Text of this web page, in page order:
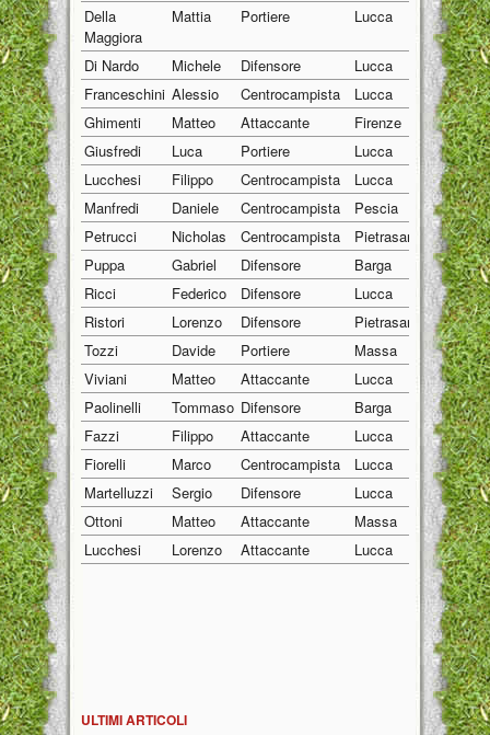
Della
Maggiora
Mattia Portiere Lucca 06/06/
Di Nardo Michele Difensore Lucca
15/03/
Franceschini Alessio Centrocampista Lucca
05/04/
Ghimenti
Matteo Attaccante Firenze
07/04/
Giusfredi
Luca Portiere Lucca
12/05/
Lucchesi
Filippo Centrocampista Lucca
22/09/
Manfredi
Daniele Centrocampista Pescia
19/01/
Petrucci
Nicholas Centrocampista Pietrasanta
09/02/
Puppa
Gabriel Difensore Barga
07/06/
Ricci
Federico Difensore Lucca
22/06/
Ristori
Lorenzo Difensore Pietrasanta 09/10/
Tozzi
Davide Portiere Massa
17/08/
Viviani
Matteo Attaccante Lucca
19/01/
Paolinelli
Tommaso Difensore Barga
21/04/
Fazzi
Filippo Attaccante Lucca
05/01/
Fiorelli
Marco Centrocampista Lucca
03/01/
Martelluzzi
Sergio Difensore Lucca
14/02/
Ottoni
Matteo Attaccante Massa
03/02/
Lucchesi
Lorenzo Attaccante Lucca 16/12/
ULTIMI ARTICOLI